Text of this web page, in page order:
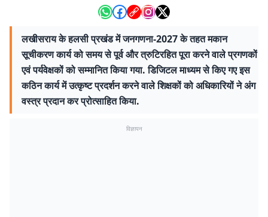
लखीसराय के हलसी प्रखंड में जनगणना-2027 के तहत मकान
सूचीकरण कार्य को समय से पूर्व और त्रुटिरहित पूरा करने वाले प्रगणकों
एवं पर्यवेक्षकों को सम्मानित किया गया. डिजिटल माध्यम से किए गए इस
कठिन कार्य में उत्कृष्ट प्रदर्शन करने वाले शिक्षकों को अधिकारियों ने अंग
वस्त्र प्रदान कर प्रोत्साहित किया.
विज्ञापन